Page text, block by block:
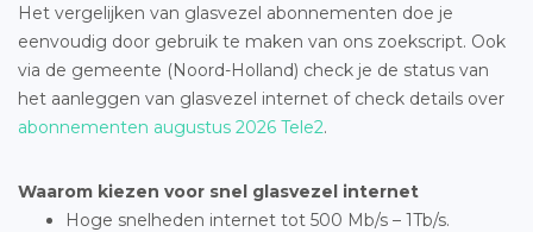
Het vergelijken van glasvezel abonnementen doe je
eenvoudig door gebruik te maken van ons zoekscript. Ook
via de gemeente (Noord-Holland) check je de status van
het aanleggen van glasvezel internet of check details over
abonnementen augustus 2026 Tele2.
Waarom kiezen voor snel glasvezel internet
Hoge snelheden internet tot 500 Mb/s – 1Tb/s.